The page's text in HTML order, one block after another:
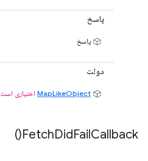
پاسخ
پاسخ
دولت
MapLikeObject اختیاری است
FetchDidFailCallback(
)